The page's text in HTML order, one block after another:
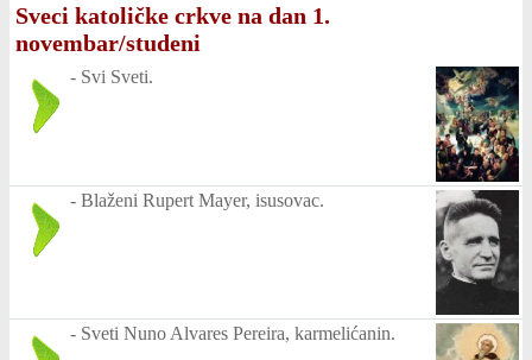
Sveci katoličke crkve na dan 1.
novembar/studeni
- Svi Sveti.
- Blaženi Rupert Mayer, isusovac.
- Sveti Nuno Alvares Pereira, karmelićanin.